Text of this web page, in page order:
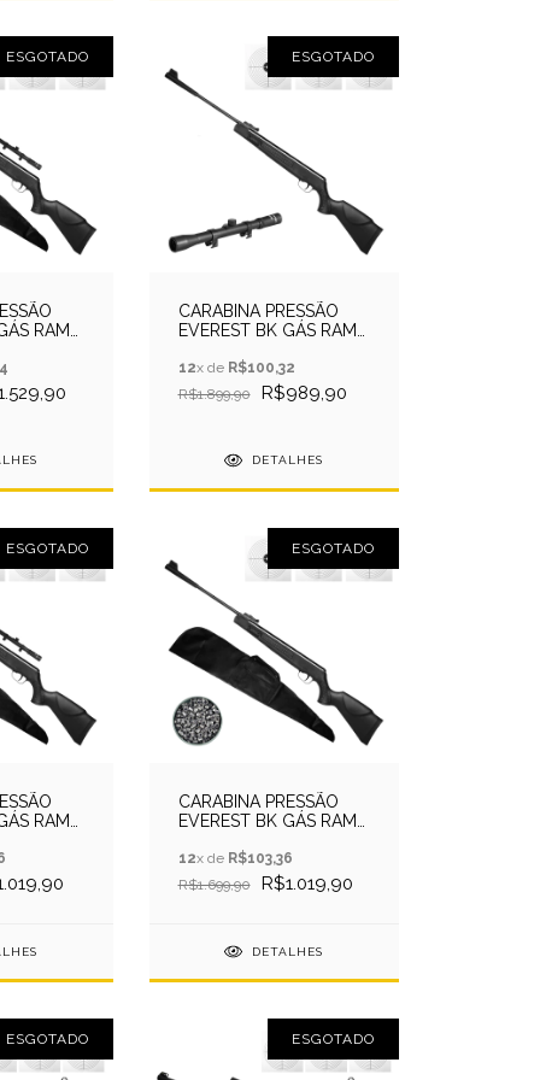
ESGOTADO
RAM
ESGOTADO
CARABINA PRESSÃO
EVEREST BK GÁS RAM
12x de R$100,32
R$1.899,90
R$989,90
DETALHES
ESGOTADO
RAM
ESGOTADO
CARABINA PRESSÃO
EVEREST BK GÁS RAM
CHUMBO
12x de R$103,36
R$1.699,90
R$1.019,90
DETALHES
ESGOTADO ESGOTADO